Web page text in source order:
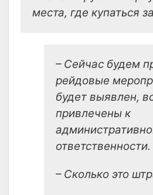
места, где купаться
– Сейчас будем
рейдовые
будет выявлен,
привлечены к
ответственности.
– Сколько это